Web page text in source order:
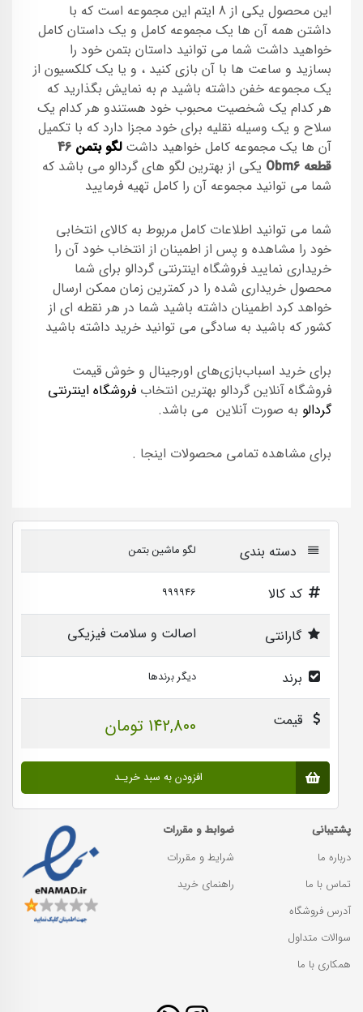
این محصول یکی از 8 ایتم این مجموعه است که با
داشتن همه آن ها یک مجموعه کامل و یک داستان کامل
خواهید داشت شما می توانید داستان بتمن خود را
بسازید و ساعت ها با آن بازی کنید ، و یا یک کلکسیون از
یک مجموعه خفن داشته باشید م به نمایش بگذارید که
هر کدام یک شخصیت محبوب خود هستندو هر کدام یک
سلاح و یک وسیله نقلیه برای خود مجزا دارد که با تکمیل
آن ها یک مجموعه کامل خواهید داشتلگو بتمن 46
قطعه Obm6
یکی از بهترین لگو های گردالو می باشد که
شما می توانید مجموعه آن را کامل تهیه فرمایید
شما می توانید اطلاعات کامل مربوط به کالای انتخابی
خود را مشاهده و پس از اطمینان از انتخاب خود آن را
خریداری نمایید فروشگاه اینترنتی گردالو برای شما
محصول خریداری شده را در کمترین زمان ممکن ارسال
خواهد کرد اطمینان داشته باشید شما در هر نقطه ای از
کشور که باشید به سادگی می توانید خرید داشته باشید
برای خرید اسباب‌بازی‌های اورجینال و خوش قیمت
فروشگاه آنلاین گردالو بهترین انتخاب فروشگاه اینترنتی
گردالو به صورت آنلاین می باشد.
برای مشاهده تمامی محصولات اینجا .
دسته بندی لگو ماشین بتمن
کد کالا 999946
گارانتی اصالت و سلامت فیزیکی
برند دیگر برندها
قیمت 142,800 تومان
افزودن به سبد خریـد
پشتیبانی
درباره ما
تماس با ما
آدرس فروشگاه
سوالات متداول
همکاری با ما
ضوابط و مقررات
شرایط و مقررات
راهنمای خرید